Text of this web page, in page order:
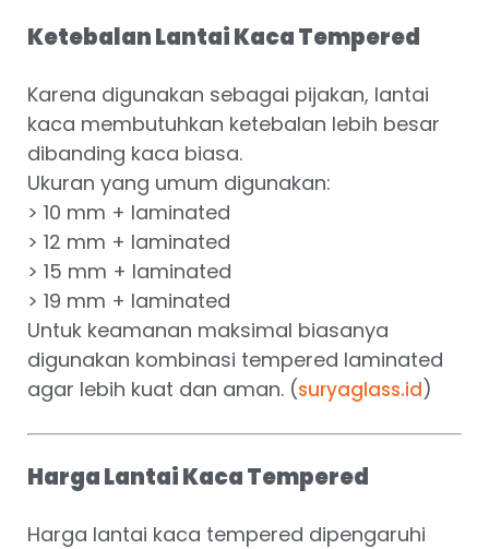
Ketebalan Lantai Kaca Tempered
Karena digunakan sebagai pijakan, lantai
kaca membutuhkan ketebalan lebih besar
dibanding kaca biasa.
Ukuran yang umum digunakan:
> 10 mm + laminated
> 12 mm + laminated
> 15 mm + laminated
> 19 mm + laminated
Untuk keamanan maksimal biasanya
digunakan kombinasi tempered laminated
agar lebih kuat dan aman. (suryaglass.id)
Harga Lantai Kaca Tempered
Harga lantai kaca tempered dipengaruhi